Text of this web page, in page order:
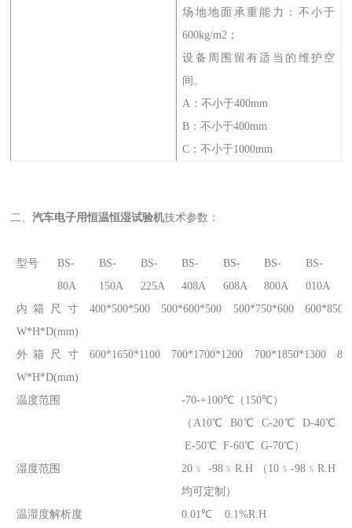
场地地面承重能力：不小于
600kg/m2；
设备周围留有适当的维护空
间。
A：不小于400mm
B：不小于400mm
C：不小于1000mm
二、汽车电子用恒温恒湿试验机技术参数：
型号
BS-
80A
BS-
150A
BS-
225A
BS-
408A
BS-
608A
BS-
800A
BS-
010A
内箱尺寸
W*H*D(mm)
400*500*500 500*600*500 500*750*600
外箱尺寸
W*H*D(mm)
600*1650*1100 700*1700*1200 700*1850*1300
温度范围
-70-+100℃（150℃）
（A10℃ B0℃ C-20℃ D-40℃
E-50℃ F-60℃ G-70℃）
湿度范围
20﹪ -98﹪R.H （10﹪-98﹪R.H
均可定制）
温湿度解析度
0.01℃ 0.1%R.H